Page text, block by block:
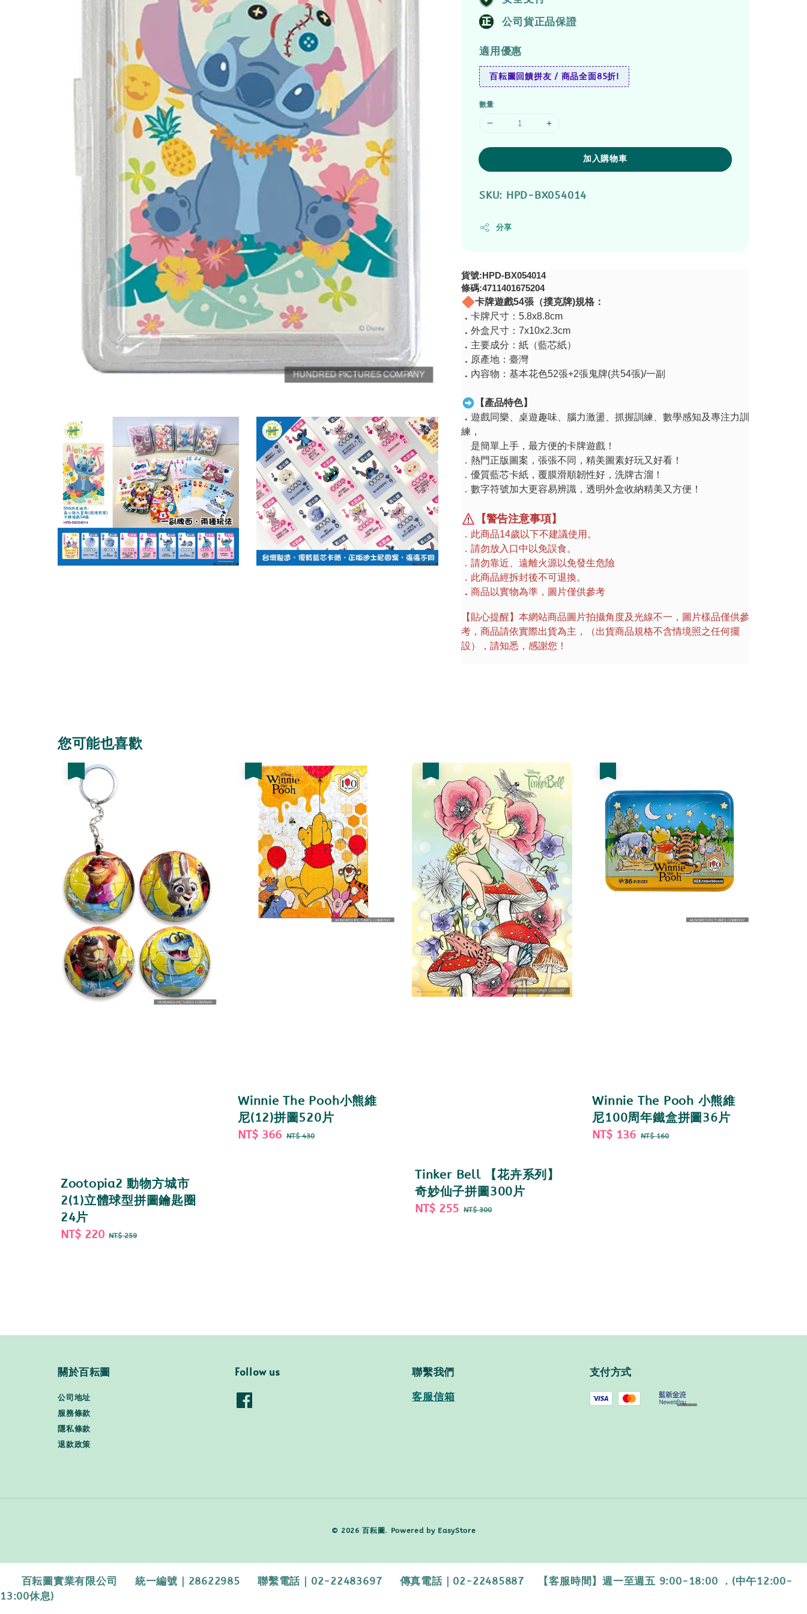
公司貨正品保證
適用優惠
百耘圖回饋拼友 / 商品全面85折!
數量
加入購物車
SKU: HPD-BX054014
分享
貨號:HPD-BX054014
條碼:4711401675204
卡牌遊戲54張（撲克牌)規格：
． 卡牌尺寸： 5.8x8.8cm
． 外盒尺寸： 7x10x2.3cm
． 主要成分：紙（藍芯紙）
． 原產地：臺灣
． 內容物：基本花色52張+2張鬼牌(共54張)/一副
【產品特色】
． 遊戲同樂、桌遊趣味、腦力激盪、抓握訓練、數學感知及專注力訓
練，
是簡單上手，最方便的卡牌遊戲！
．熱門正版圖案，張張不同，精美圖素好玩又好看！
．優質藍芯卡紙，覆膜滑順韌性好，洗牌古溜！
．數字符號加大更容易辨識，透明外盒收納精美又方便！
【警告注意事項】
．此商品14歲以下不建議使用。
．請勿放入口中以免誤食。
．請勿靠近、遠離火源以免發生危險
．此商品經拆封後不可退換。
． 商品以實物為準，圖片僅供參考
【貼心提醒】本網站商品圖片拍攝角度及光線不一，圖片樣品僅供參
考，商品請依實際出貨為主，（出貨商品規格不含情境照之任何擺
設），請知悉，感謝您！
您可能也喜歡
Zootopia2 動物方城市
2(1)立體球型拼圖鑰匙圈
24片
Sale
NT$ 220 Regular
NT$ 259
Winnie The Pooh小熊維
尼(12)拼圖520片
Sale
NT$ 366 Regular
NT$ 430
Tinker Bell 【花卉系列】
奇妙仙子拼圖300片
Sale
NT$ 255 Regular
NT$ 300
Winnie The Pooh 小熊維
尼100周年鐵盒拼圖36片
Sale
NT$ 136 Regular
NT$ 160
關於百耘圖
公司地址
服務條款
隱私條款
退款政策
Follow us 聯繫我們
客服信箱
支付方式
© 2026 百耘圖. Powered by EasyStore
百耘圖實業有限公司 統一編號｜28622985 聯繫電話｜02-22483697 傳真電話｜02-22485887 【客服時間】週一至週五 9:00-18:00 ．(中午12:00-
13:00休息)